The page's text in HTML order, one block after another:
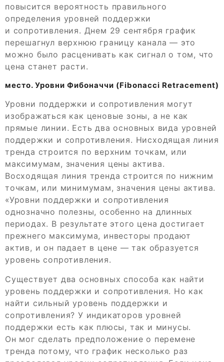
повысится вероятность правильного
определения уровней поддержки
и сопротивления. Днем 29 сентября график
перешагнул верхнюю границу канала — это
можно было расценивать как сигнал о том, что
цена станет расти.
место. Уровни Фибоначчи (Fibonacci Retracement)
Уровни поддержки и сопротивления могут
изображаться как ценовые зоны, а не как
прямые линии. Есть два основных вида уровней
поддержки и сопротивления. Нисходящая линия
тренда строится по верхним точкам, или
максимумам, значения цены актива.
Восходящая линия тренда строится по нижним
точкам, или минимумам, значения цены актива.
«Уровни поддержки и сопротивления
однозначно полезны, особенно на длинных
периодах. В результате этого цена достигает
прежнего максимума, инвесторы продают
актив, и он падает в цене — так образуется
уровень сопротивления.
Существует два основных способа как найти
уровень поддержки и сопротивления. Но как
найти сильный уровень поддержки и
сопротивления? У индикаторов уровней
поддержки есть как плюсы, так и минусы.
Он мог сделать предположение о перемене
тренда потому, что график несколько раз